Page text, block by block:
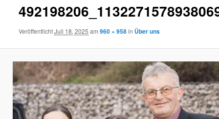
VeröffentlichtJuli 18, 2025 am 960 × 958in Über uns